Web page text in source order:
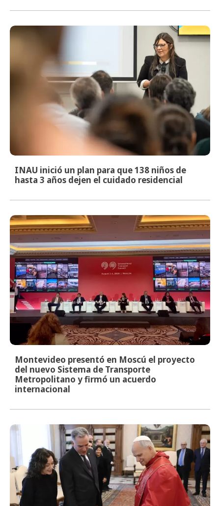
INAU inició un plan para que 138 niños de
hasta 3 años dejen el cuidado residencial
Montevideo presentó en Moscú el proyecto
del nuevo Sistema de Transporte
Metropolitano y firmó un acuerdo
internacional